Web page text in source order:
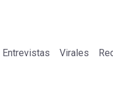
Entrevistas Virales